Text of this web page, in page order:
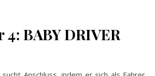
BABY DRIVER